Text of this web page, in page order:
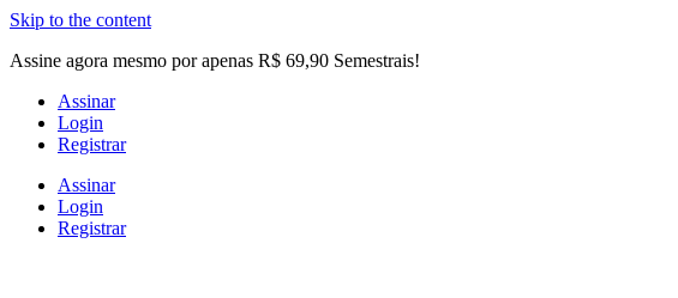
Skip to the content
Assine agora mesmo por apenas R$ 69,90 Semestrais!
Assinar
Login
Registrar
Assinar
Login
Registrar